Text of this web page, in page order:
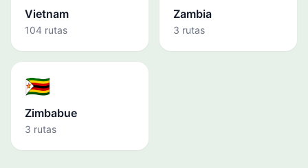
Vietnam
104 rutas
Zambia
3 rutas
🇿🇼
Zimbabue
3 rutas